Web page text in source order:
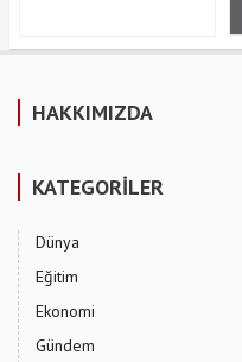
HAKKIMIZDA
KATEGORİLER
Dünya
Eğitim
Ekonomi
Gündem